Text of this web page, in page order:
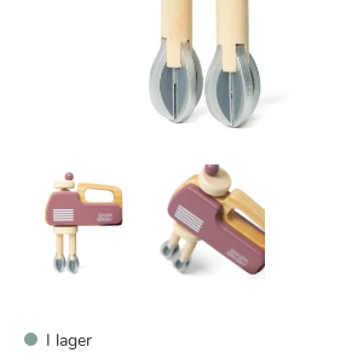
I lager